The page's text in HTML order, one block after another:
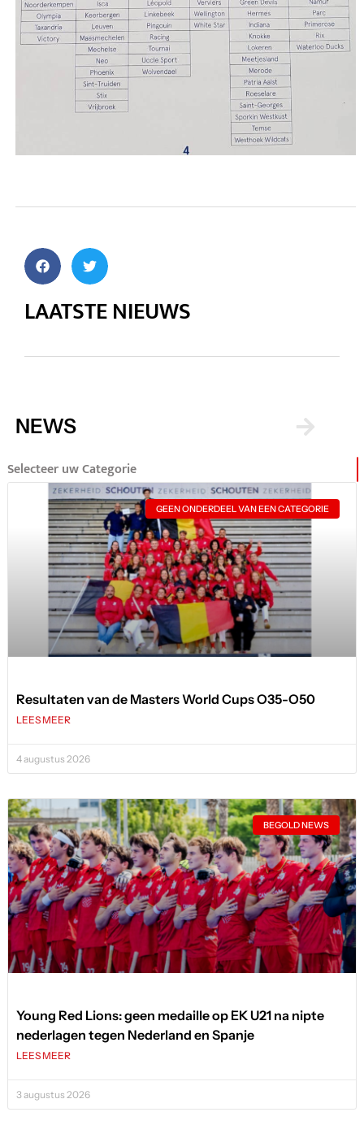
LAATSTE NIEUWS
NEWS
Selecteer uw Categorie
GEEN ONDERDEEL VAN EEN CATEGORIE
Resultaten van de Masters World Cups O35-O50
LEES MEER
4 augustus 2026
BEGOLD NEWS
Young Red Lions: geen medaille op EK U21 na nipte
nederlagen tegen Nederland en Spanje
LEES MEER
3 augustus 2026